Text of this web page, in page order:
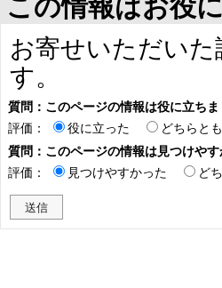
この情報はお役
お寄せいただい
す。
質問：このページの情報は役に立ちま
評価：
役に立った どちらと
質問：このページの情報は見つけやす
評価：
見つけやすかった ど